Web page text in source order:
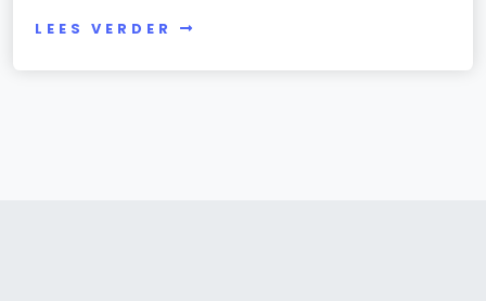
LEES VERDER